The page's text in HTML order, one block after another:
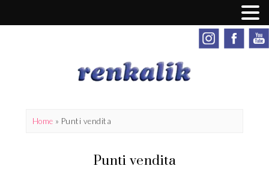
Home » Punti vendita
Punti vendita